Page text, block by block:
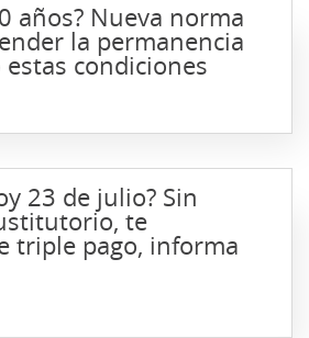
años? Nueva norma
la permanencia
estas condiciones
23 de julio? Sin
te
triple pago, informa